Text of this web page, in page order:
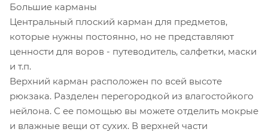
Большие карманы
Центральный плоский карман для предметов,
которые нужны постоянно, но не представляют
ценности для воров - путеводитель, салфетки, маски
и т.п.
Верхний карман расположен по всей высоте
рюкзака. Разделен перегородкой из влагостойкого
нейлона. С ее помощью вы можете отделить мокрые
и влажные вещи от сухих. В верхней части